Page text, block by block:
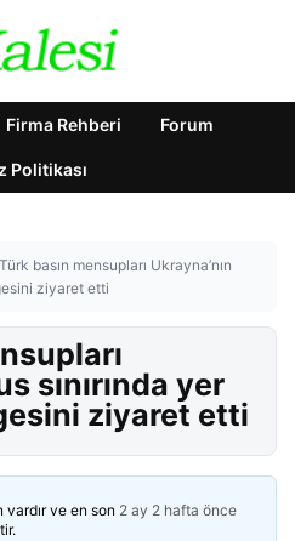
Firma Rehberi Forum
Politikası
Türk basın mensupları Ukrayna’nın
ziyaret etti
sınırında yer
ziyaret etti
ve en son 2 ay 2 hafta önce